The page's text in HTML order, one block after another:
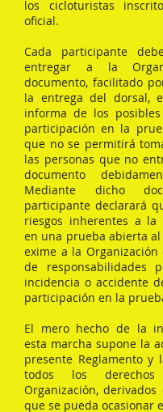
los cicloturistas
oficial.
Cada participante
entregar a la
documento, facilitado
la entrega del dorsal,
informa de los
participación en la
que no se permitirá
las personas que no
documento
Mediante dicho
participante declarará
riesgos inherentes a la
en una prueba abierta
exime a la
de responsabilidades
incidencia o accidente
participación en la
El mero hecho de la
esta marcha supone la
presente Reglamento y
todos los
Organización,
que se pueda ocasionar